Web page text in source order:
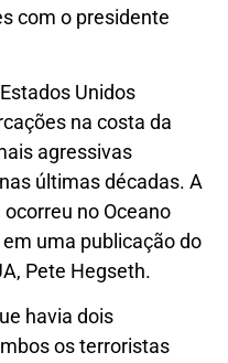
com o presidente
Unidos
na costa da
agressivas
últimas décadas. A
no Oceano
uma publicação do
Pete Hegseth.
havia dois
os terroristas